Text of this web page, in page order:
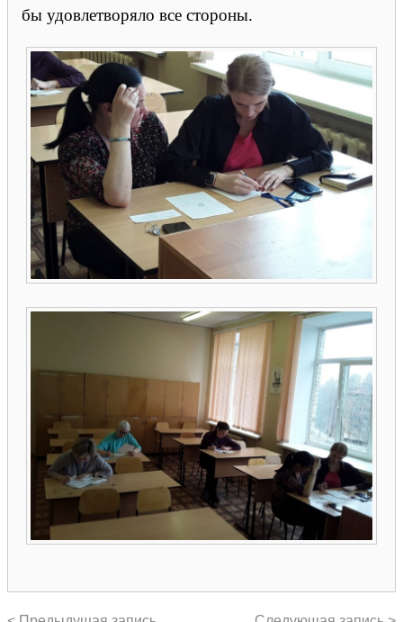
бы удовлетворяло все стороны.